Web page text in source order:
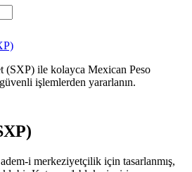
(SXP) ile kolayca Mexican Peso
işlemlerden yararlanın.
i merkeziyetçilik için tasarlanmış,